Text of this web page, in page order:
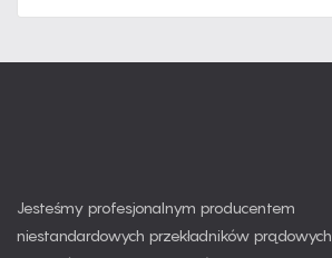
Jesteśmy profesjonalnym producentem
niestandardowych przekładników prądowych,